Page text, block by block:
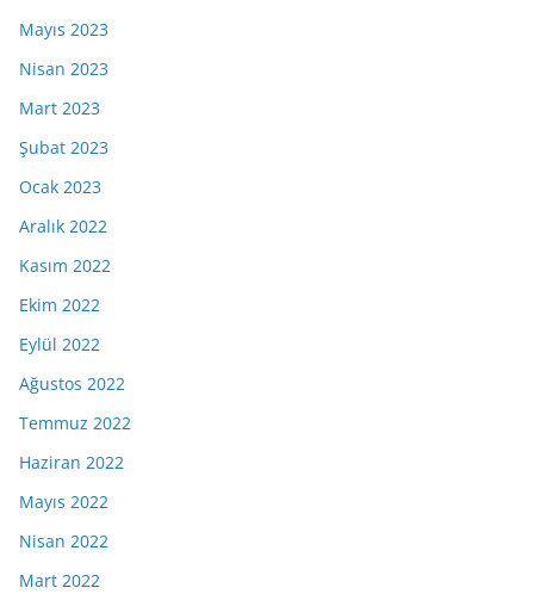
Mayıs 2023
Nisan 2023
Mart 2023
Şubat 2023
Ocak 2023
Aralık 2022
Kasım 2022
Ekim 2022
Eylül 2022
Ağustos 2022
Temmuz 2022
Haziran 2022
Mayıs 2022
Nisan 2022
Mart 2022